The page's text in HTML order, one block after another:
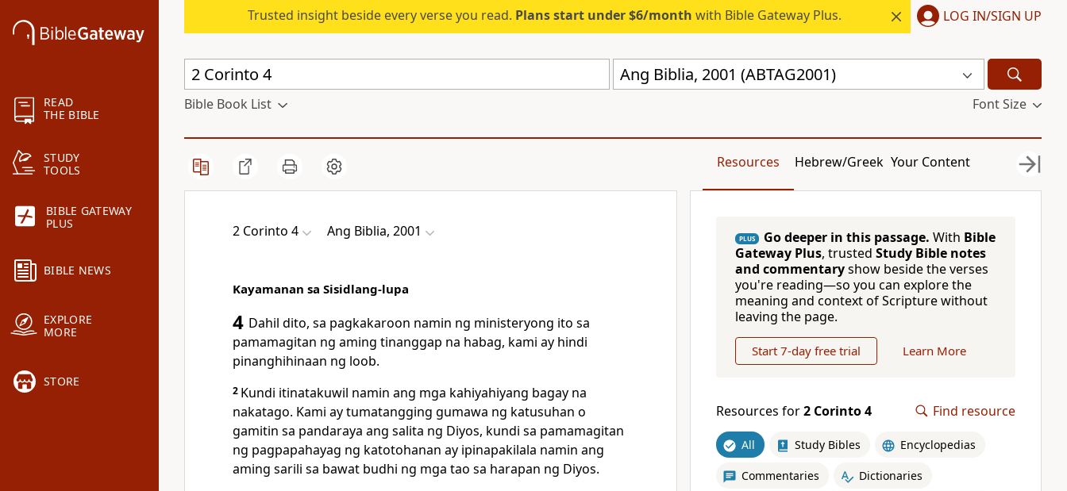
READ
THE BIBLE
STUDY
TOOLS
BIBLE GATEWAY
PLUS
BIBLE NEWS
EXPLORE
MORE
STORE
Trusted insight beside every verse you read. Plans start under $6/month with Bible Gateway Plus. LOG IN/SIGN UP
Ang Biblia, 2001 (ABTAG2001)
Bible Book List Font Size
Resources Hebrew/Greek Your Content
2 Corinto 4 Ang Biblia, 2001
Kayamanan sa Sisidlang-lupa
4 Dahil dito, sa pagkakaroon namin ng ministeryong ito sa
pamamagitan ng aming tinanggap na habag, kami ay hindi
pinanghihinaan ng loob.
2 Kundi itinatakuwil namin ang mga kahiyahiyang bagay na
nakatago. Kami ay tumatangging gumawa ng katusuhan o
gamitin sa pandaraya ang salita ng Diyos, kundi sa pamamagitan
ng pagpapahayag ng katotohanan ay ipinapakilala namin ang
aming sarili sa bawat budhi ng mga tao sa harapan ng Diyos.
PLUS Go deeper in this passage. With Bible
Gateway Plus, trusted Study Bible notes
and commentaryshow beside the verses
you're reading—so you can explore the
meaning and context of Scripture without
leaving the page.
Start 7-day free trial Learn More
Resources for2 Corinto 4 Find resource
All Study Bibles Encyclopedias
Commentaries Dictionaries